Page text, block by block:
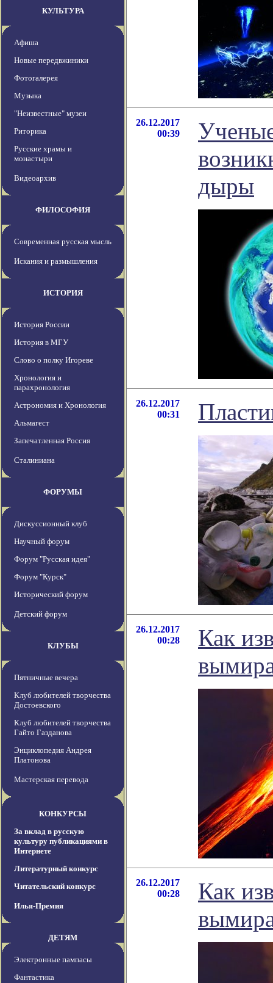
КУЛЬТУРА
Афиша
Новые передвжиники
Фотогалерея
Музыка
"Неизвестные" музеи
Риторика
Русские храмы и
монастыри
Видеоархив
ФИЛОСОФИЯ
Современная русская мысль
Искания и размышления
ИСТОРИЯ
История России
История в МГУ
Слово о полку Игореве
Хронология и
парахронология
Астрономия и Хронология
Альмагест
Запечатленная Россия
Сталиниана
ФОРУМЫ
Дискуссионный клуб
Научный форум
Форум "Русская идея"
Форум "Курск"
Исторический форум
Детский форум
КЛУБЫ
Пятничные вечера
Клуб любителей творчества
Достоевского
Клуб любителей творчества
Гайто Газданова
Энциклопедия Андрея
Платонова
Мастерская перевода
КОНКУРСЫ
За вклад в русскую
культуру публикациями в
Интернете
Литературный конкурс
Читательский конкурс
Илья-Премия
ДЕТЯМ
Электронные пампасы
Фантастика
26.12.2017
00:39
дыры
26.12.2017
00:31
26.12.2017
00:28
Как
26.12.2017
00:28
Как